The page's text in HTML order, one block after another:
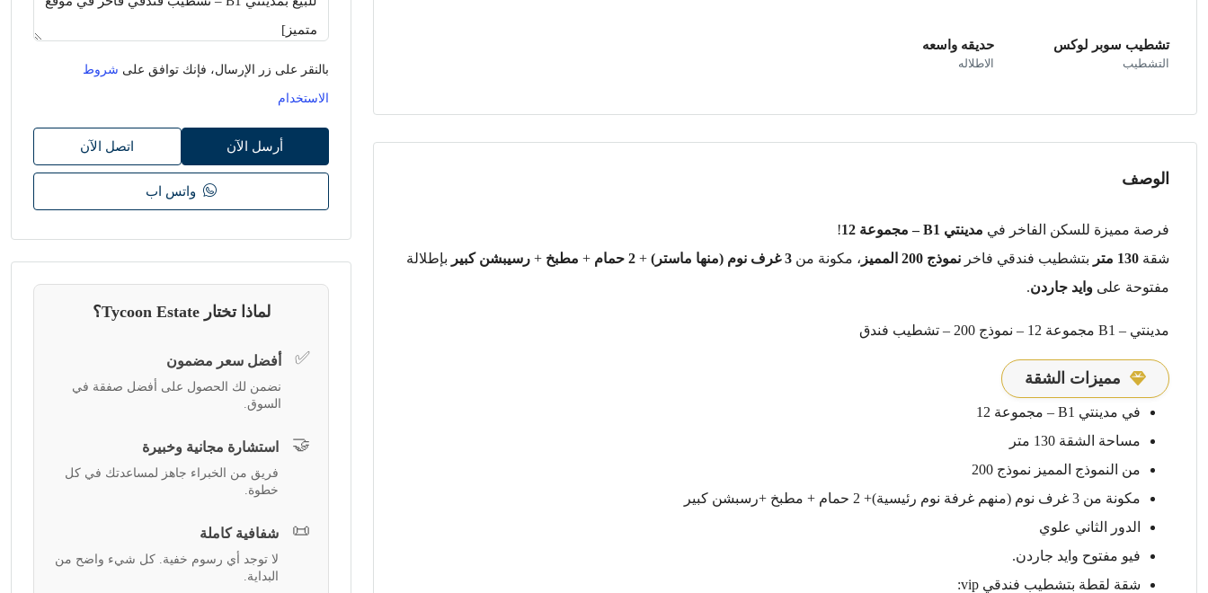
تشطيب سوبر لوكس
التشطيب
حديقه واسعه
الاطلاله
الوصف
فرصة مميزة للسكن الفاخر في مدينتي B1 – مجموعة 12
!
شقة 130 متر بتشطيب فندقي فاخر نموذج 200 المميز ، مكونة من 3 غرف نوم (منها ماستر) + 2 حمام + مطبخ + رسيبشن كبير بإطلالة
مفتوحة على وايد جاردن.
مدينتي – B1 مجموعة 12 – نموذج 200 – تشطيب فندق
مميزات الشقة
في مدينتي B1 – مجموعة 12
مساحة الشقة 130 متر
من النموذج المميز نموذج 200
مكونة من 3 غرف نوم (منهم غرفة نوم رئيسية)+ 2 حمام + مطبخ +رسبشن كبير
الدور الثاني علوي
فيو مفتوح وايد جاردن.
شقة لقطة بتشطيب فندقي vip:
بالنقر على زر الإرسال، فإنك توافق على شروط
الاستخدام
أرسل الآن اتصل الآن
واتس اب
لماذا تختار Tycoon Estate؟
✅ أفضل سعر مضمون
نضمن لك الحصول على أفضل صفقة في
السوق.
🤝 استشارة مجانية وخبيرة
فريق من الخبراء جاهز لمساعدتك في كل
خطوة.
📜 شفافية كاملة
لا توجد أي رسوم خفية. كل شيء واضح من
البداية.